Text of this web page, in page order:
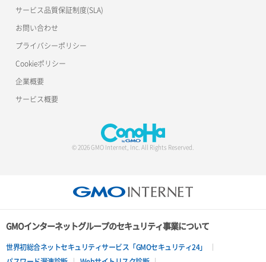
サービス品質保証制度(SLA)
お問い合わせ
プライバシーポリシー
Cookieポリシー
企業概要
サービス概要
© 2026 GMO Internet, Inc. All Rights Reserved.
GMOインターネットグループのセキュリティ事業について
世界初総合ネットセキュリティサービス「GMOセキュリティ24」